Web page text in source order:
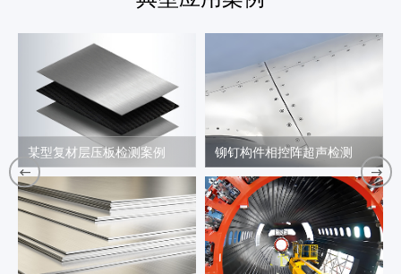
材层压板检测案例 铆钉构件相控阵超声检测